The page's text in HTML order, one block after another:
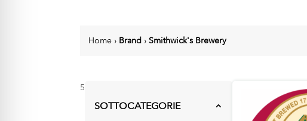
Home › Brand › Smithwick's Brewery
5
SOTTOCATEGORIE 2